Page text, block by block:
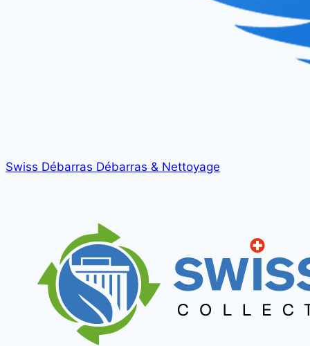
Swiss Débarras Débarras & Nettoyage